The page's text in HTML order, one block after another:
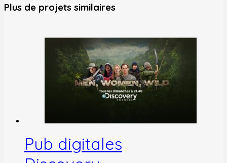
Plus de projets similaires
Pub digitales